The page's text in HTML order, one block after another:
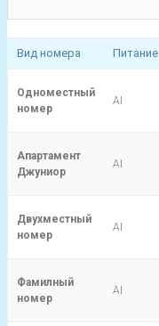
Вид номера Питание
Одноместный
номер
AI
Апартамент
Джуниор
AI
Двухместный
номер
AI
Фамилный
номер
AI